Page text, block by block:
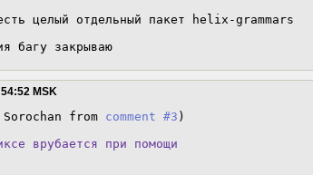
целый отдельный пакет helix-grammars
багу закрываю
MSK
from comment #3
врубается при помощи